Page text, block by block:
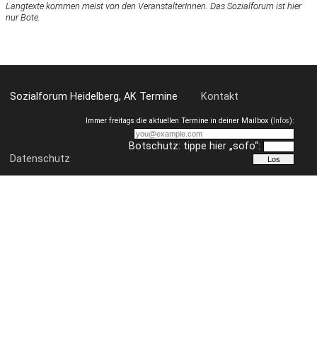
Langtexte kommen meist von den VeranstalterInnen. Das Sozialforum ist hier
nur Bote.
Sozialforum Heidelberg, AK Termine Kontakt
Datenschutz
Immer freitags die aktuellen Termine in deiner Mailbox (Infos):
Botschutz: tippe hier „sofo“: